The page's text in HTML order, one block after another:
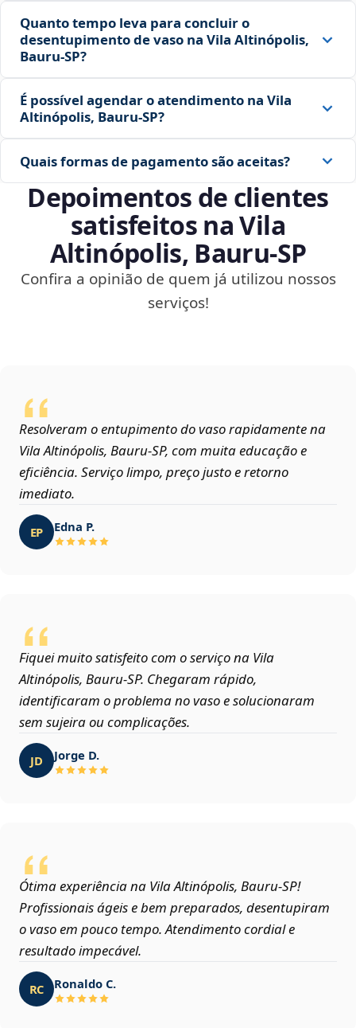
Quanto tempo leva para concluir o
desentupimento de vaso na Vila Altinópolis,
Bauru‑SP?
É possível agendar o atendimento na Vila
Altinópolis, Bauru‑SP?
Quais formas de pagamento são aceitas?
Depoimentos de clientes
satisfeitos na Vila
Altinópolis, Bauru‑SP
Confira a opinião de quem já utilizou nossos
serviços!
Resolveram o entupimento do vaso rapidamente na
Vila Altinópolis, Bauru‑SP, com muita educação e
eficiência. Serviço limpo, preço justo e retorno
imediato.
EP Edna P.
Fiquei muito satisfeito com o serviço na Vila
Altinópolis, Bauru‑SP. Chegaram rápido,
identificaram o problema no vaso e solucionaram
sem sujeira ou complicações.
JD Jorge D.
Ótima experiência na Vila Altinópolis, Bauru‑SP!
Profissionais ágeis e bem preparados, desentupiram
o vaso em pouco tempo. Atendimento cordial e
resultado impecável.
RC Ronaldo C.